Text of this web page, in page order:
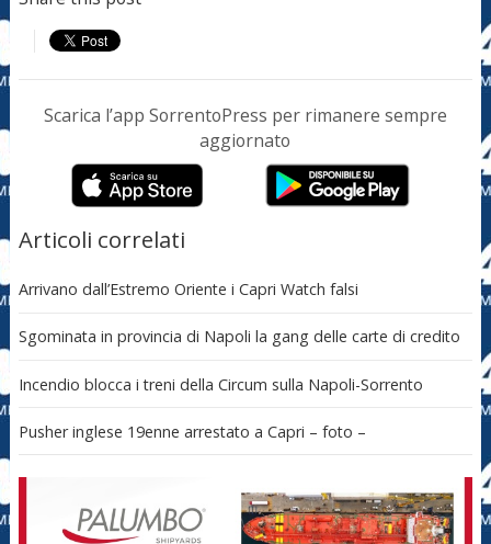
Scarica l’app SorrentoPress per rimanere sempre
aggiornato
Articoli correlati
Arrivano dall’Estremo Oriente i Capri Watch falsi
Sgominata in provincia di Napoli la gang delle carte di credito
Incendio blocca i treni della Circum sulla Napoli-Sorrento
Pusher inglese 19enne arrestato a Capri – foto –